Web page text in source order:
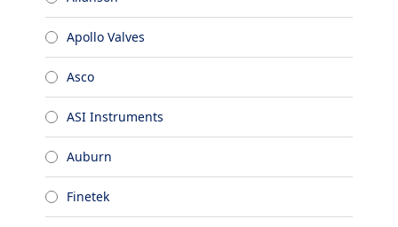
Apollo Valves
Asco
ASI Instruments
Auburn
Finetek